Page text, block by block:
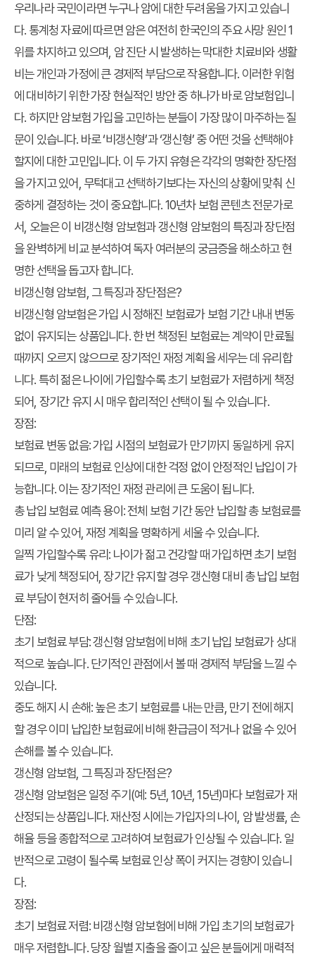
우리나라 국민이라면 누구나 암에 대한 두려움을 가지고 있습니
다. 통계청 자료에 따르면 암은 여전히 한국인의 주요 사망 원인 1
위를 차지하고 있으며, 암 진단 시 발생하는 막대한 치료비와 생활
비는 개인과 가정에 큰 경제적 부담으로 작용합니다. 이러한 위험
에 대비하기 위한 가장 현실적인 방안 중 하나가 바로 암보험입니
다. 하지만 암보험 가입을 고민하는 분들이 가장 많이 마주하는 질
문이 있습니다. 바로 ‘비갱신형’과 ‘갱신형’ 중 어떤 것을 선택해야
할지에 대한 고민입니다. 이 두 가지 유형은 각각의 명확한 장단점
을 가지고 있어, 무턱대고 선택하기보다는 자신의 상황에 맞춰 신
중하게 결정하는 것이 중요합니다. 10년차 보험 콘텐츠 전문가로
서, 오늘은 이 비갱신형 암보험과 갱신형 암보험의 특징과 장단점
을 완벽하게 비교 분석하여 독자 여러분의 궁금증을 해소하고 현
명한 선택을 돕고자 합니다.
비갱신형 암보험, 그 특징과 장단점은?
비갱신형 암보험은 가입 시 정해진 보험료가 보험 기간 내내 변동
없이 유지되는 상품입니다. 한 번 책정된 보험료는 계약이 만료될
때까지 오르지 않으므로 장기적인 재정 계획을 세우는 데 유리합
니다. 특히 젊은 나이에 가입할수록 초기 보험료가 저렴하게 책정
되어, 장기간 유지 시 매우 합리적인 선택이 될 수 있습니다.
장점:
보험료 변동 없음:가입 시점의 보험료가 만기까지 동일하게 유지
되므로, 미래의 보험료 인상에 대한 걱정 없이 안정적인 납입이 가
능합니다. 이는 장기적인 재정 관리에 큰 도움이 됩니다.
총 납입 보험료 예측 용이:전체 보험 기간 동안 납입할 총 보험료를
미리 알 수 있어, 재정 계획을 명확하게 세울 수 있습니다.
일찍 가입할수록 유리: 나이가 젊고 건강할 때 가입하면 초기 보험
료가 낮게 책정되어, 장기간 유지할 경우 갱신형 대비 총 납입 보험
료 부담이 현저히 줄어들 수 있습니다.
단점:
초기 보험료 부담:갱신형 암보험에 비해 초기 납입 보험료가 상대
적으로 높습니다. 단기적인 관점에서 볼 때 경제적 부담을 느낄 수
있습니다.
중도 해지 시 손해:높은 초기 보험료를 내는 만큼, 만기 전에 해지
할 경우 이미 납입한 보험료에 비해 환급금이 적거나 없을 수 있어
손해를 볼 수 있습니다.
갱신형 암보험, 그 특징과 장단점은?
갱신형 암보험은 일정 주기(예: 5년, 10년, 15년)마다 보험료가 재
산정되는 상품입니다. 재산정 시에는 가입자의 나이, 암 발생률, 손
해율 등을 종합적으로 고려하여 보험료가 인상될 수 있습니다. 일
반적으로 고령이 될수록 보험료 인상 폭이 커지는 경향이 있습니
다.
장점:
초기 보험료 저렴:비갱신형 암보험에 비해 가입 초기의 보험료가
매우 저렴합니다. 당장 월별 지출을 줄이고 싶은 분들에게 매력적